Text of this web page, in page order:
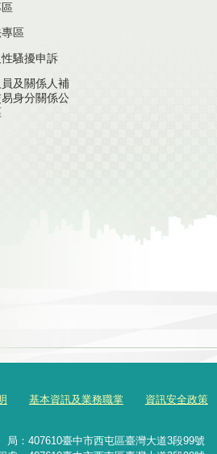
區
騷擾申訴
及關係人補
身分關係公
基本資訊及業務職掌 資訊安全政策
： 407610臺中市西屯區臺灣大道3段99號